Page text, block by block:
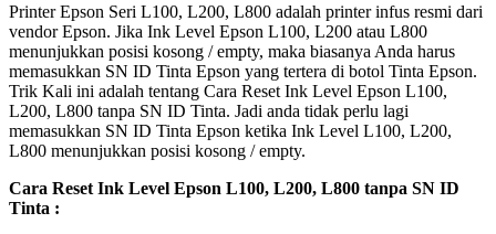
Printer Epson Seri L100, L200, L800 adalah printer infus resmi dari
vendor Epson. Jika Ink Level Epson L100, L200 atau L800
menunjukkan posisi kosong / empty, maka biasanya Anda harus
memasukkan SN ID Tinta Epson yang tertera di botol Tinta Epson.
Trik Kali ini adalah tentang Cara Reset Ink Level Epson L100,
L200, L800 tanpa SN ID Tinta. Jadi anda tidak perlu lagi
memasukkan SN ID Tinta Epson ketika Ink Level L100, L200,
L800 menunjukkan posisi kosong / empty.
Cara Reset Ink Level Epson L100, L200, L800 tanpa SN ID
Tinta :